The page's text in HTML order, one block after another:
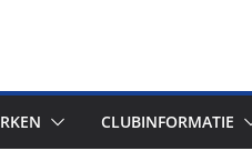
CLUBINFORMATIE